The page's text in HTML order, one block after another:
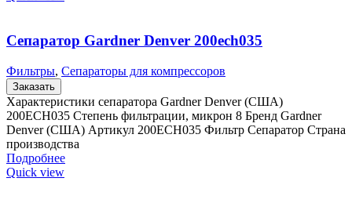
Сепаратор Gardner Denver 200ech035
Фильтры, Сепараторы для компрессоров
Заказать
Характеристики сепаратора Gardner Denver (США)
200ECH035 Степень фильтрации, микрон 8 Бренд Gardner
Denver (США) Артикул 200ECH035 Фильтр Сепаратор Страна
производства
Подробнее
Quick view